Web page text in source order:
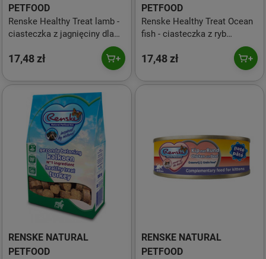
PETFOOD
Renske Healthy Treat lamb -
ciasteczka z jagnięciny dla
17,48 zł
PETFOOD
Renske Healthy Treat Ocean
fish - ciasteczka z ryb
oceanicznych dla psów 150g
17,48 zł
RENSKE NATURAL
PETFOOD
RENSKE NATURAL
PETFOOD